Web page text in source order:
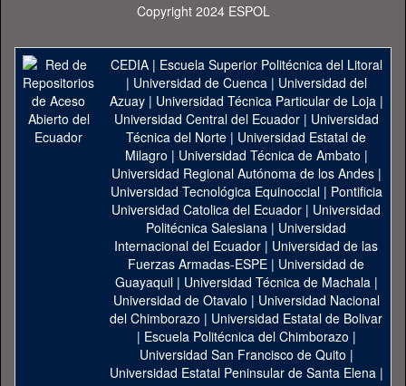
Copyright 2024 ESPOL
CEDIA| Escuela Superior Politécnica del Litoral
| Universidad de Cuenca| Universidad del
Azuay| Universidad Técnica Particular de Loja|
Universidad Central del Ecuador| Universidad
Técnica del Norte | Universidad Estatal de
Milagro | Universidad Técnica de Ambato |
Universidad Regional Autónoma de los Andes|
Universidad Tecnológica Equinoccial| Pontificia
Universidad Catolica del Ecuador | Universidad
Politécnica Salesiana | Universidad
Internacional del Ecuador | Universidad de las
Fuerzas Armadas-ESPE | Universidad de
Guayaquil| Universidad Técnica de Machala|
Universidad de Otavalo | Universidad Nacional
del Chimborazo | Universidad Estatal de Bolivar
| Escuela Politécnica del Chimborazo |
Universidad San Francisco de Quito |
Universidad Estatal Peninsular de Santa Elena|